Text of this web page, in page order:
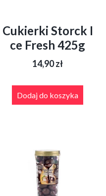
Cukierki Storck I
ce Fresh 425g
14,90zł
Dodaj do koszyka